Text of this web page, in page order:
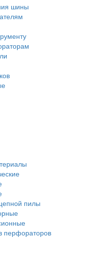
шины
пилы
перфораторов